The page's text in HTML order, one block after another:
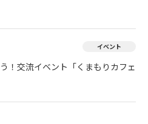
イベント
！交流イベント「くまもりカフェ